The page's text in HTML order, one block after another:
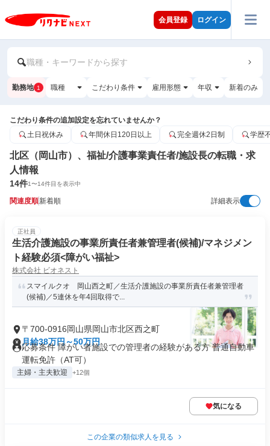
会員登録 ログイン
職種・キーワードから探す
勤務地 1 職種 こだわり条件 雇用形態 年収 新着のみ
こだわり条件の追加設定を忘れていませんか？
土日祝休み
年間休日120日以上 完全週休2日制 学歴
北区（岡山市）、福祉/介護事業責任者/施設長の転職・求
人情報
14件1〜14件目を表示中
関連度順新着順 詳細表示
正社員
生活介護施設の事業所責任者兼管理者(候補)/マネジメン
ト経験必須<障がい福祉>
株式会社 ビオネスト
スマイルクオ 岡山西之町／生活介護施設の事業所責任者兼管理者
(候補)／5連休を年4回取得で...
〒700-0916岡山県岡山市北区西之町
月給38万円～50万円
応募条件 障がい者施設での管理者の経験がある方 普通自動車
運転免許（AT可）
主婦・主夫歓迎 +12個
気になる
この企業の類似求人を見る